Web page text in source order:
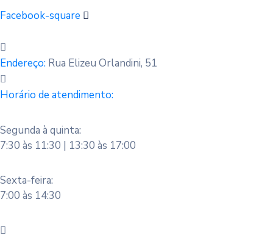
Facebook-square
Endereço: Rua Elizeu Orlandini, 51
Horário de atendimento:
Segunda à quinta:
7:30 às 11:30 | 13:30 às 17:00
Sexta-feira:
7:00 às 14:30